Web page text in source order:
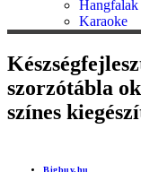
Hangfalak
Karaoke
szorzótábla
színes
Bigbuy.hu